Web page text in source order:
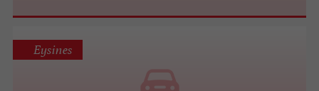
Eysines